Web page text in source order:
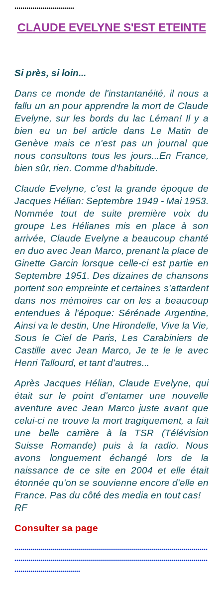
..............................
CLAUDE EVELYNE S'EST ETEINTE
Si près, si loin...
Dans ce monde de l'instantanéité, il nous a
fallu un an pour apprendre la mort de Claude
Evelyne, sur les bords du lac Léman! Il y a
bien eu un bel article dans Le Matin de
Genève mais ce n'est pas un journal que
nous consultons tous les jours...En France,
bien sûr, rien. Comme d'habitude.
Claude Evelyne, c'est la grande époque de
Jacques Hélian: Septembre 1949 - Mai 1953.
Nommée tout de suite première voix du
groupe Les Hélianes mis en place à son
arrivée, Claude Evelyne a beaucoup chanté
en duo avec Jean Marco, prenant la place de
Ginette Garcin lorsque celle-ci est partie en
Septembre 1951. Des dizaines de chansons
portent son empreinte et certaines s'attardent
dans nos mémoires car on les a beaucoup
entendues à l'époque: Sérénade Argentine,
Ainsi va le destin, Une Hirondelle, Vive la Vie,
Sous le Ciel de Paris, Les Carabiniers de
Castille avec Jean Marco, Je te le le avec
Henri Tallourd, et tant d'autres...
Après Jacques Hélian, Claude Evelyne, qui
était sur le point d'entamer une nouvelle
aventure avec Jean Marco juste avant que
celui-ci ne trouve la mort tragiquement, a fait
une belle carrière à la TSR (Télévision
Suisse Romande) puis à la radio. Nous
avons longuement échangé lors de la
naissance de ce site en 2004 et elle était
étonnée qu'on se souvienne encore d'elle en
France. Pas du côté des media en tout cas!
RF
Consulter sa page
.................................................................................................
.................................................................................................
.................................